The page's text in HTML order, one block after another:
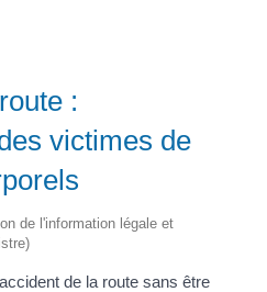
:
victimes de
de l'information légale et
de la route sans être